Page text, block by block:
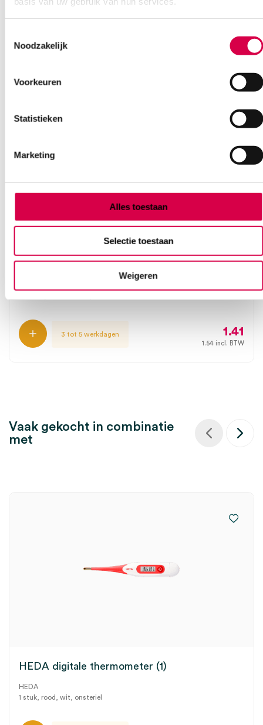
Noodzakelijk
Voorkeuren
Statistieken
Marketing
Alles toestaan
Selectie toestaan
Weigeren
Curaplast Kids wondpleisters, 1.7cm x 6cm (15)
3 tot 5 werkdagen 1.41
1.54 incl. BTW
Vaak gekocht in combinatie
met
HEDA digitale thermometer (1)
HEDA
1 stuk, rood, wit, onsteriel